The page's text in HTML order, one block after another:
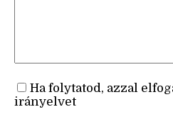
Ha folytatod, azzal
irányelvet